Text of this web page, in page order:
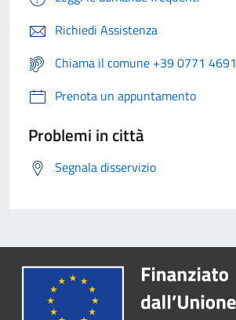
Richiedi Assistenza
Chiama il comune +39 0771 4691
Prenota un appuntamento
Problemi in città
Segnala disservizio